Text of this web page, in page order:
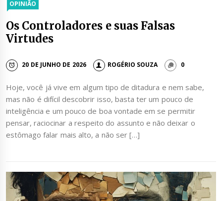
OPINIÃO
Os Controladores e suas Falsas
Virtudes
20 DE JUNHO DE 2026 ROGÉRIO SOUZA 0
Hoje, você já vive em algum tipo de ditadura e nem sabe,
mas não é difícil descobrir isso, basta ter um pouco de
inteligência e um pouco de boa vontade em se permitir
pensar, raciocinar a respeito do assunto e não deixar o
estômago falar mais alto, a não ser […]